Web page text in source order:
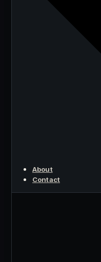
About
Contact
Locked,